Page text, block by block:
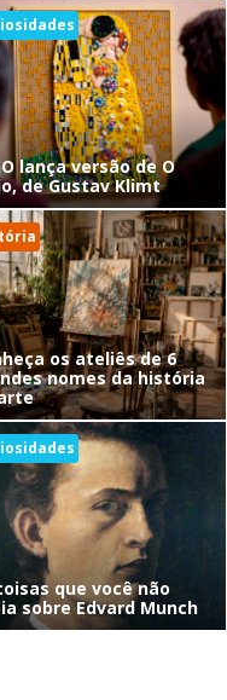
lança versão de O
de Gustav Klimt
os ateliês de 6
nomes da história
que você não
sobre Edvard Munch